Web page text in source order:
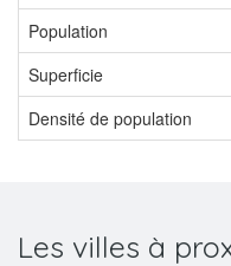
Population
Superficie
Densité de population
Les villes à